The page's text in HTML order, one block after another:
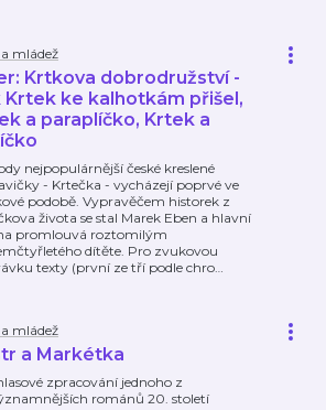
mládež
Krtkova dobrodružství -
Krtek ke kalhotkám přišel,
a paraplíčko, Krtek a
nejpopulárnější české kreslené
- Krtečka - vycházejí poprvé ve
podobě. Vypravěčem historek z
života se stal Marek Eben a hlavní
promlouvá roztomilým
dítěte. Pro zvukovou
texty (první ze tří podle chro…
mládež
a Markétka
zpracování jednoho z
románů 20. století